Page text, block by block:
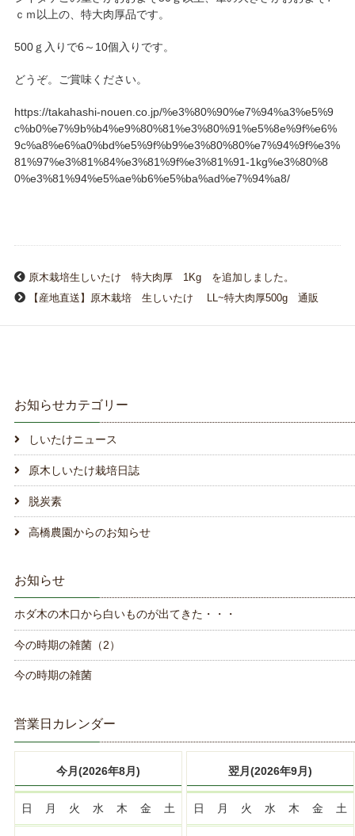
ｃｍ以上の、特大肉厚品です。
500ｇ入りで6～10個入りです。
どうぞ。ご賞味ください。
https://takahashi-nouen.co.jp/%e3%80%90%e7%94%a3%e5%9
c%b0%e7%9b%b4%e9%80%81%e3%80%91%e5%8e%9f%e6%
9c%a8%e6%a0%bd%e5%9f%b9%e3%80%80%e7%94%9f%e3%
81%97%e3%81%84%e3%81%9f%e3%81%91-1kg%e3%80%8
0%e3%81%94%e5%ae%b6%e5%ba%ad%e7%94%a8/
原木栽培生しいたけ 特大肉厚 1Kg を追加しました。
【産地直送】原木栽培 生しいたけ LL~特大肉厚500g 通販
お知らせカテゴリー
しいたけニュース
原木しいたけ栽培日誌
脱炭素
高橋農園からのお知らせ
お知らせ
ホダ木の木口から白いものが出てきた・・・
今の時期の雑菌（2）
今の時期の雑菌
営業日カレンダー
今月(2026年8月)
日 月 火 水 木 金 土
翌月(2026年9月)
日 月 火 水 木 金 土